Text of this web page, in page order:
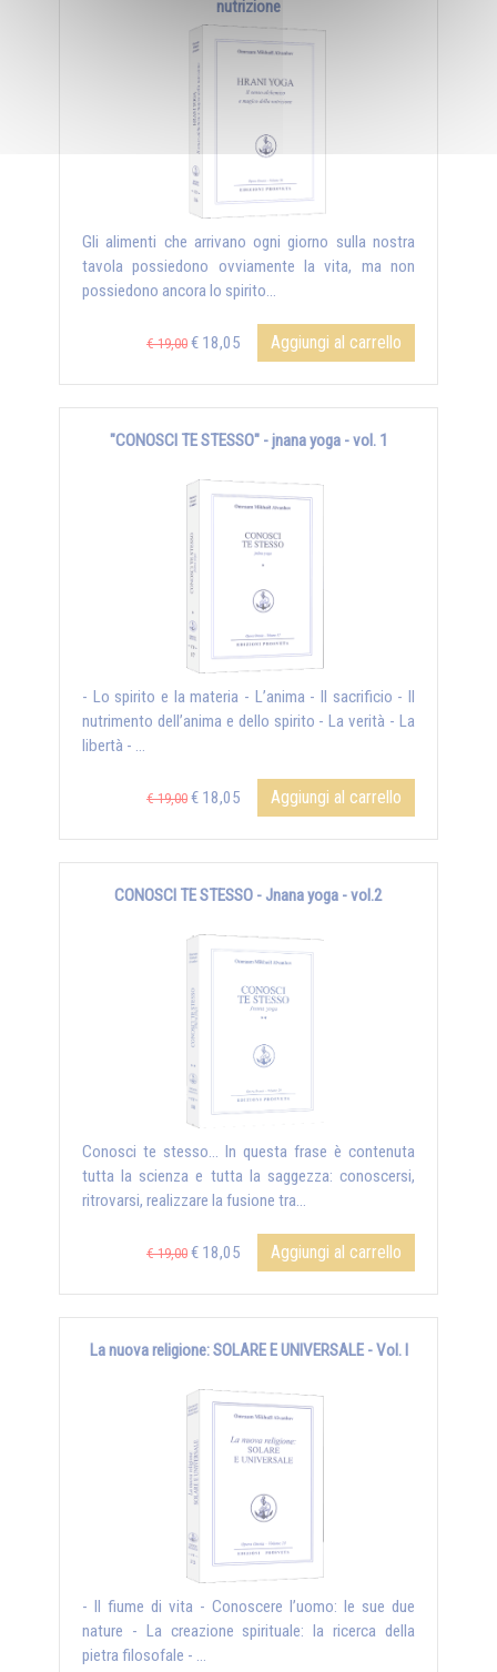
nutrizione
Gli alimenti che arrivano ogni giorno sulla nostra
tavola possiedono ovviamente la vita, ma non
possiedono ancora lo spirito...
€ 19,00 € 18,05 Aggiungi al carrello
"CONOSCI TE STESSO" - jnana yoga - vol. 1
- Lo spirito e la materia - L’anima - Il sacrificio - Il
nutrimento dell’anima e dello spirito - La verità - La
libertà - ...
€ 19,00 € 18,05 Aggiungi al carrello
CONOSCI TE STESSO - Jnana yoga - vol.2
Conosci te stesso... In questa frase è contenuta
tutta la scienza e tutta la saggezza: conoscersi,
ritrovarsi, realizzare la fusione tra...
€ 19,00 € 18,05 Aggiungi al carrello
La nuova religione: SOLARE E UNIVERSALE - Vol. I
- Il fiume di vita - Conoscere l’uomo: le sue due
nature - La creazione spirituale: la ricerca della
pietra filosofale - ...